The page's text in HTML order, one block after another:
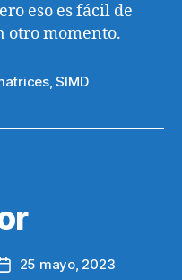
eso es fácil de
otro momento.
,SIMD
Fecha25 mayo, 2023